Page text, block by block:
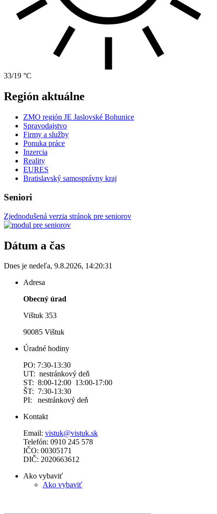
33/19 °C
Región aktuálne
ZMO región JE Jaslovské Bohunice
Spravodajstvo
Firmy a služby
Ponuka práce
Inzercia
Reality
EURES
Bratislavský samosprávny kraj
Seniori
Zjednodušená verzia stránok pre seniorov
Dátum a čas
Dnes je nedeľa, 9.8.2026, 14:20:31
Adresa
Obecný úrad
Vištuk 353
90085 Vištuk
Úradné hodiny
PO: 7:30-13:30
UT: nestránkový deň
ST: 8:00-12:00 13:00-17:00
ŠT: 7:30-13:30
PI: nestránkový deň
Kontakt
Email: vistuk@vistuk.sk
Telefón: 0910 245 578
IČO: 00305171
DIČ: 2020663612
Ako vybaviť
Ako vybaviť